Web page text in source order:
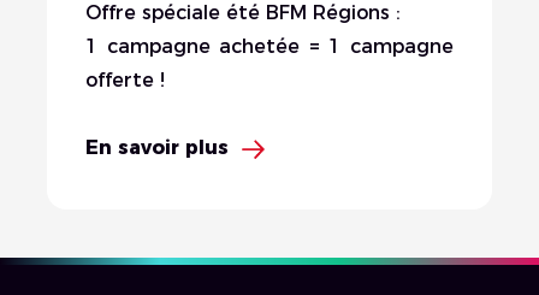
Offre spéciale été BFM Régions :
1 campagne achetée = 1 campagne
offerte !
En savoir plus